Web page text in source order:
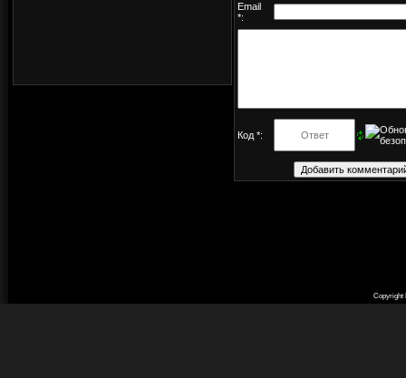
Email
*:
Код *:
Copyright